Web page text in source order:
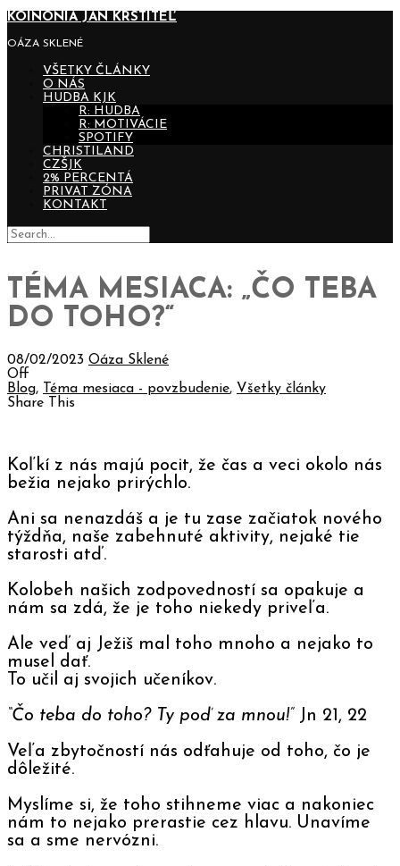
KOINONIA JÁN KRSTITEĽ
OÁZA SKLENÉ
VŠETKY ČLÁNKY
O NÁS
HUDBA KJK
R: HUDBA
R: MOTIVÁCIE
SPOTIFY
CHRISTILAND
CZŠJK
2% PERCENTÁ
PRIVAT ZÓNA
KONTAKT
TÉMA MESIACA: „ČO TEBA
DO TOHO?“
08/02/2023 Oáza Sklené
Off
Blog, Téma mesiaca - povzbudenie, Všetky články
Share This
Koľkí z nás majú pocit, že čas a veci okolo nás
bežia nejako prirýchlo.
Ani sa nenazdáš a je tu zase začiatok nového
týždňa, naše zabehnuté aktivity, nejaké tie
starosti atď.
Kolobeh našich zodpovedností sa opakuje a
nám sa zdá, že je toho niekedy priveľa.
Ale veď aj Ježiš mal toho mnoho a nejako to
musel dať.
To učil aj svojich učeníkov.
“Čo teba do toho? Ty poď za mnou!” Jn 21, 22
Veľa zbytočností nás odťahuje od toho, čo je
dôležité.
Myslíme si, že toho stihneme viac a nakoniec
nám to nejako prerastie cez hlavu. Unavíme
sa a sme nervózni.